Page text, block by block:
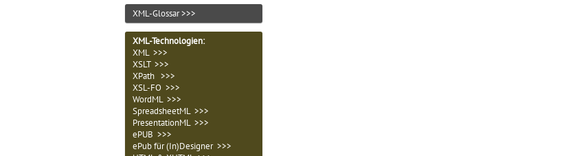
XML-Glossar >>>
XML-Technologien:
XML >>>
XSLT >>>
XPath >>>
XSL-FO >>>
WordML >>>
SpreadsheetML >>>
PresentationML >>>
ePUB >>>
ePub für (In)Designer >>>